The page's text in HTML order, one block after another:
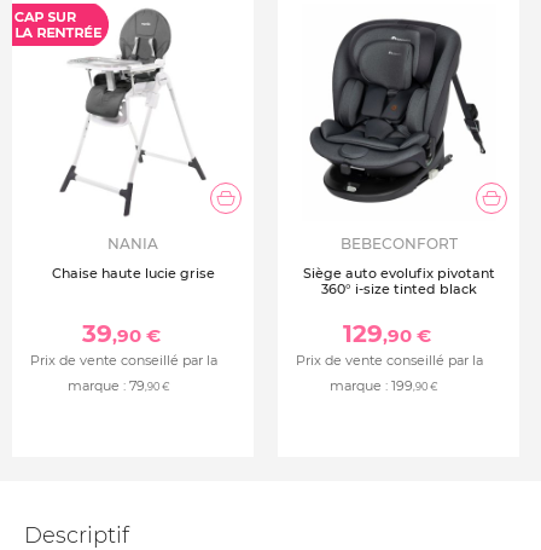
NANIA
Chaise haute lucie grise
39,90 €
Prix de vente conseillé par la
marque : 79,90 €
BEBECONFORT
Siège auto evolufix pivotant
360° i-size tinted black
129,90 €
Prix de vente conseillé par la
marque : 199,90 €
Descriptif